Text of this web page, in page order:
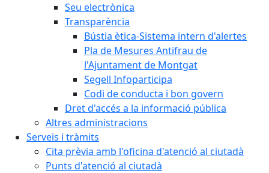
Seu electrònica
Transparència
Bústia ètica-Sistema intern d'alertes
Pla de Mesures Antifrau de
l'Ajuntament de Montgat
Segell Infoparticipa
Codi de conducta i bon govern
Dret d'accés a la informació pública
Altres administracions
Serveis i tràmits
Cita prèvia amb l'oficina d'atenció al ciutadà
Punts d'atenció al ciutadà